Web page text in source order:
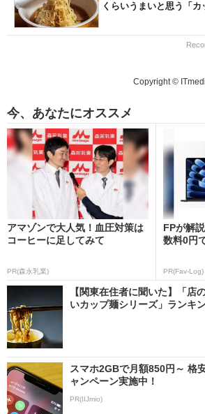
くらいうまいと思う「
Copyright ©
今、あなたにオススメ
アマゾンで大人気！血圧対策は
コーヒーに足してみて
PR(森永乳業)
FPが解
数料0円
PR(Fav-Log)
【関東在住者に聞いた】「店
いカップ麺シリーズ」ランキ
スマホ2GBで月額850円～ 格
ャンペーン実施中！
PR(IIJmio)